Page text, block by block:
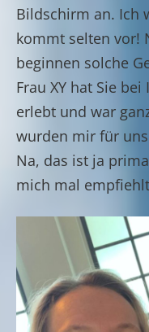
Bildschirm an. Ich
kommt selten vor!
beginnen solche
Frau XY hat Sie
erlebt und war
wurden mir für
Na, das ist ja
mich mal